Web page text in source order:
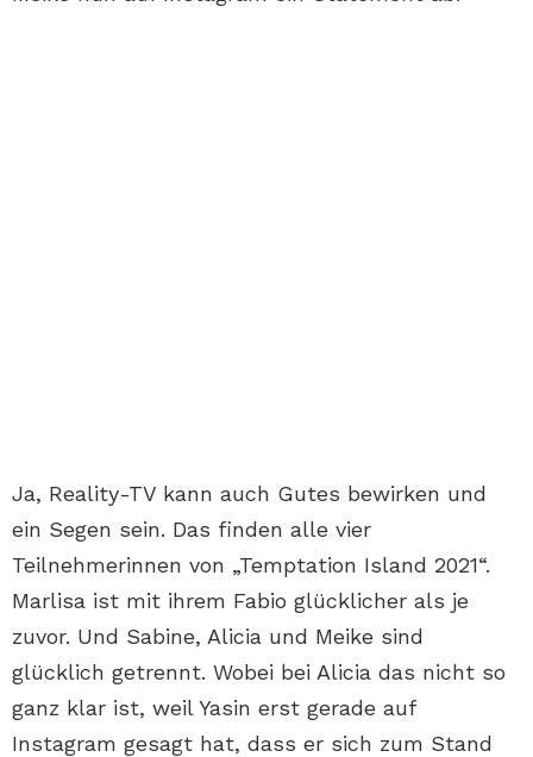
Ja, Reality-TV kann auch Gutes bewirken und
ein Segen sein. Das finden alle vier
Teilnehmerinnen von „Temptation Island 2021“.
Marlisa ist mit ihrem Fabio glücklicher als je
zuvor. Und Sabine, Alicia und Meike sind
glücklich getrennt. Wobei bei Alicia das nicht so
ganz klar ist, weil Yasin erst gerade auf
Instagram gesagt hat, dass er sich zum Stand